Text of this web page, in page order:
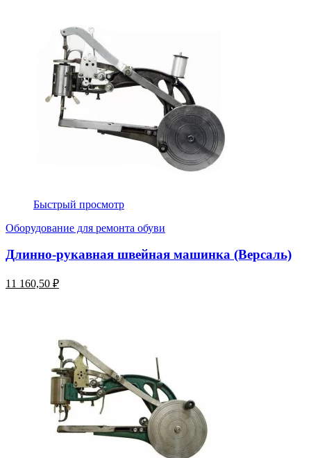
Быстрый просмотр
Оборудование для ремонта обуви
Длинно-рукавная швейная машинка (Версаль)
11 160,50 ₽